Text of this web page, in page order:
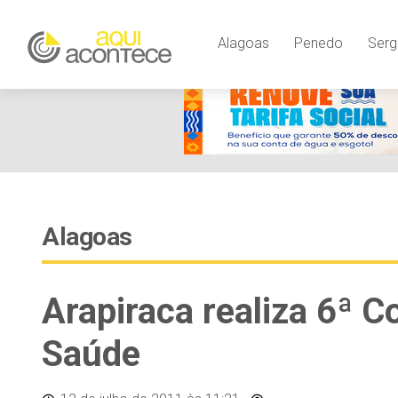
Alagoas Penedo
Alagoas
Arapiraca realiza 6ª
Saúde